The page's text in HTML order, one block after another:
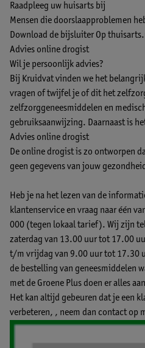
Raadpleeg uw huisarts bij
Mensen die doorslaapproblemen
Download de bijsluiter Op
Advies online drogist
Wil je persoonlijk advies?
Bij Kruidvat vinden we het
vragen of twijfel je of dit het
zelfzorggeneesmiddelen en
gebruiksaanwijzing. Daarnaast is
Advies online drogist
De online drogist is zo ontworpen
geen gegevens van jouw
Heb je na het lezen van de
klantenservice en vraag naar één
000 (tegen lokaal tarief). Wij zijn
zaterdag van 13.00 uur tot 17.00
t/m vrijdag van 9.00 uur tot 17.30
de bestelling van geneesmiddelen
met de Groene Plus doen er alles
Het kan altijd gebeuren dat je een
verbeteren, , neem dan contact op